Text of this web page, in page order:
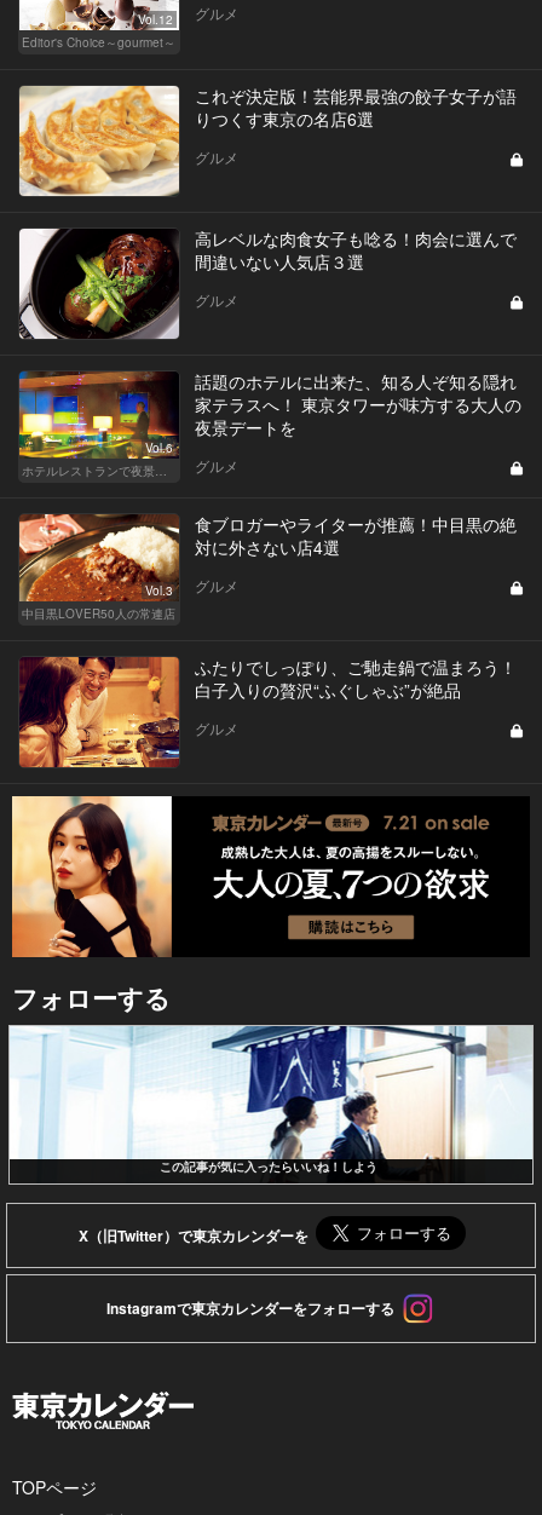
Vol.12
Editor's Choice～gourmet～
グルメ
これぞ決定版！芸能界最強の餃子女子が語
りつくす東京の名店6選
グルメ
高レベルな肉食女子も唸る！肉会に選んで
間違いない人気店３選
グルメ
Vol.6
話題のホテルに出来た、知る人ぞ知る隠れ
家テラスへ！ 東京タワーが味方する大人の
夜景デートを
グルメ
Vol.3
中目黒LOVER50人の常連店
食ブロガーやライターが推薦！中目黒の絶
対に外さない店4選
グルメ
ふたりでしっぽり、ご馳走鍋で温まろう！
白子入りの贅沢“ふぐしゃぶ”が絶品
グルメ
フォローする
この記事が気に入ったらいいね！しよう
X（旧Twitter）で東京カレンダーを
Instagramで東京カレンダーをフォローする
TOPページ